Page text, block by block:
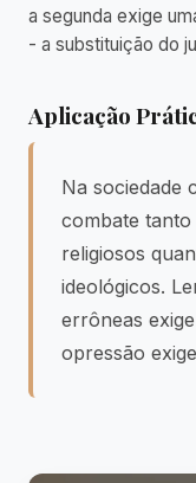
a segunda exige
- a substituição do
Aplicação
Na sociedade
combate tanto
religiosos
ideológicos.
errôneas
opressão